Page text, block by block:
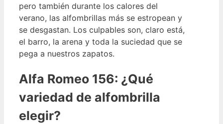
pero también durante los calores del
verano, las alfombrillas más se estropean y
se desgastan. Los culpables son, claro está,
el barro, la arena y toda la suciedad que se
pega a nuestros zapatos.
Alfa Romeo 156: ¿Qué
variedad de alfombrilla
elegir?